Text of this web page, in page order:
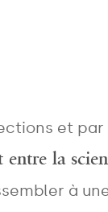
et
la
à